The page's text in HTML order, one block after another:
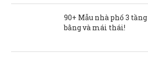
90+ Mẫu nhà phố 3
bằng và mái thái!